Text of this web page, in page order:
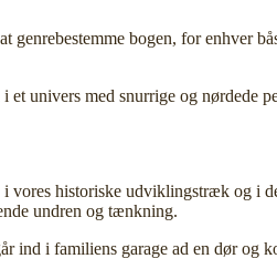
genrebestemme bogen, for enhver
univers med snurrige og nørdede
historiske udviklingstræk og i
undren og tænkning.
ind i familiens garage ad en dør og